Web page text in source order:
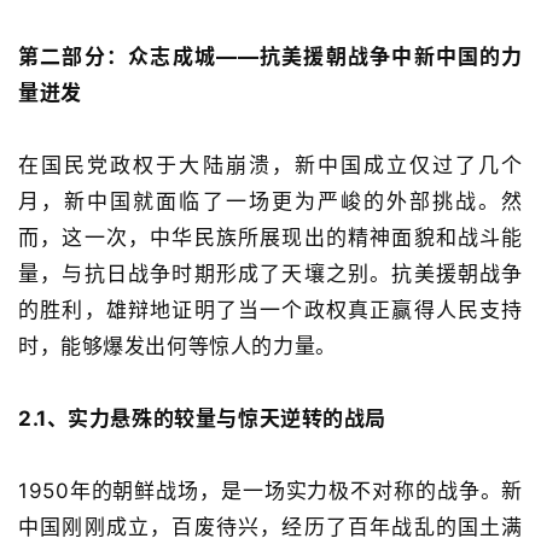
第二部分：众志成城——抗美援朝战争中新中国的力
量迸发
在国民党政权于大陆崩溃 ，新中国成立仅过了几个
月 ，新中国就面临了一场更为严峻的外部挑战。然
而，这一次，中华民族所展现出的精神面貌和战斗能
量，与抗日战争时期形成了天壤之别。抗美援朝战争
的胜利，雄辩地证明了当一个政权真正赢得人民支持
时，能够爆发出何等惊人的力量。
2.1、 实力悬殊的较量与惊天逆转的战局
1950年的朝鲜战场，是一场实力极不对称的战争。新
中国刚刚成立，百废待兴，经历了百年战乱的国土满